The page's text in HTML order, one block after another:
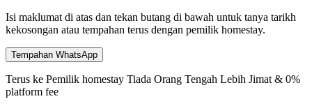
Isi maklumat di atas dan tekan butang di bawah untuk tanya tarikh
kekosongan atau tempahan terus dengan pemilik homestay.
Tempahan WhatsApp
Terus ke Pemilik homestay Tiada Orang Tengah Lebih Jimat & 0%
platform fee